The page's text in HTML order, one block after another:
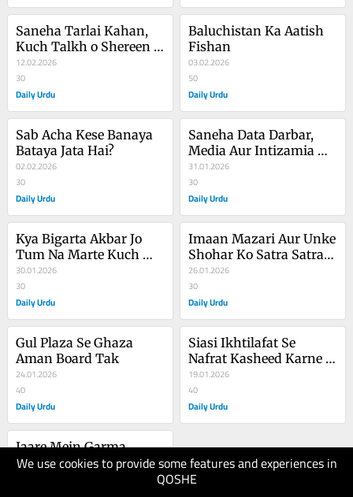
We use cookies to provide some features and experiences in
QOSHE
Saneha Tarlai Kahan,
Kuch Talkh o Shereen
Baatein Aur Sawalaat
12.02.2026
30
Daily Urdu
Baluchistan Ka Aatish
Fishan
03.02.2026
50
Daily Urdu
Sab Acha Kese Banaya
Bataya Jata Hai?
02.02.2026
30
Daily Urdu
Saneha Data Darbar,
Media Aur Intizamia Ka
Murimana Tarz e Amal
31.01.2026
30
Daily Urdu
Kya Bigarta Akbar Jo
Tum Na Marte Kuch
Din Aur
30.01.2026
30
Daily Urdu
Imaan Mazari Aur Unke
Shohar Ko Satra Satra
Baras Ki Sazain
26.01.2026
30
Daily Urdu
Gul Plaza Se Ghaza
Aman Board Tak
24.01.2026
40
Daily Urdu
Siasi Ikhtilafat Se
Nafrat Kasheed Karne
Ki Soch
19.01.2026
40
Daily Urdu
Jaare Mein Garma
Garam Siasi